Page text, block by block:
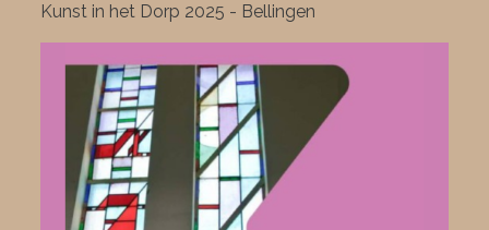
Kunst in het Dorp 2025 - Bellingen